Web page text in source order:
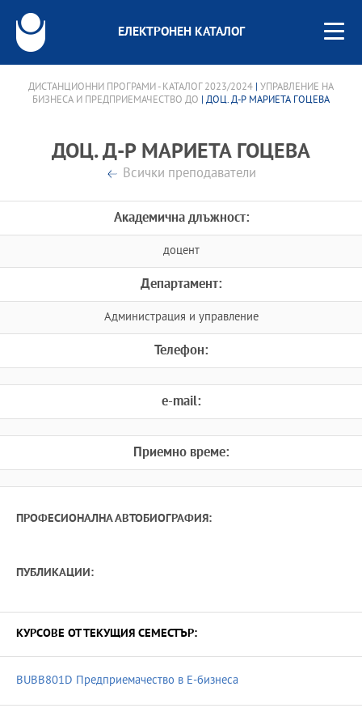
ЕЛЕКТРОНЕН КАТАЛОГ
ДИСТАНЦИОННИ ПРОГРАМИ - КАТАЛОГ 2023/2024 УПРАВЛЕНИЕ НА
БИЗНЕСА И ПРЕДПРИЕМАЧЕСТВО ДО | ДОЦ. Д-Р МАРИЕТА ГОЦЕВА
ДОЦ. Д-Р МАРИЕТА ГОЦЕВА
Всички преподаватели
Академична длъжност:
доцент
Департамент:
Администрация и управление
Телефон:
e-mail:
Приемно време:
ПРОФЕСИОНАЛНА АВТОБИОГРАФИЯ:
ПУБЛИКАЦИИ:
КУРСОВЕ ОТ ТЕКУЩИЯ СЕМЕСТЪР:
BUBB801D Предприемачество в Е-бизнеса